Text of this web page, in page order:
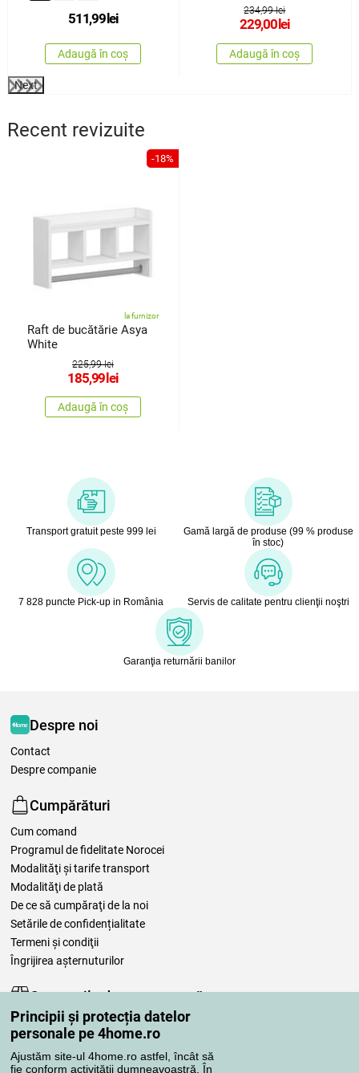
Principii și protecția datelor
personale pe 4home.ro
Ajustăm site-ul 4home.ro astfel, încât să
fie conform activității dumneavoastră. În
511,99 lei
Adaugă în coș
234,99 lei
229,00 lei
Adaugă în coș
Next
Recent revizuite
-18%
la furnizor
Raft de bucătărie Asya
White
225,99 lei
185,99lei
Adaugă în coș
Transport gratuit peste 999 lei
Gamă largă de produse (99 % produse
în stoc)
7 828 puncte Pick-up in România Servis de calitate pentru clienţii noştri
Garanţia returnării banilor
Despre noi
Contact
Despre companie
Cumpărături
Cum comand
Programul de fidelitate Norocei
Modalităţi şi tarife transport
Modalităţi de plată
De ce să cumpăraţi de la noi
Setările de confidențialitate
Termeni şi condiţii
Îngrijirea așternuturilor
Comenzile dumneavoastră
Contul meu
Revizuirea comenzilor
Reclamaţii